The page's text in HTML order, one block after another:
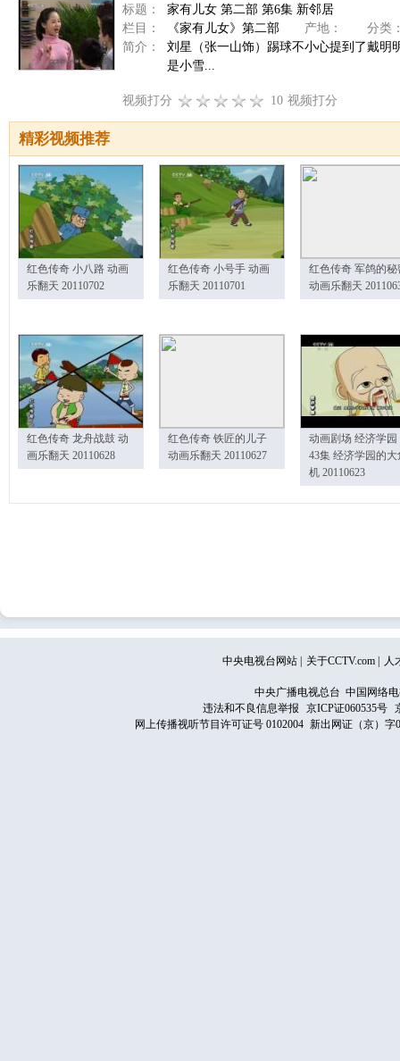
标题：
家有儿女 第二部 第6集 新邻居
栏目：
《家有儿女》第二部 产地：
分类
简介：
刘星（张一山饰）踢球不小心提到了戴明
是小雪...
视频打分 10 视频打分
精彩视频推荐
红色传奇 小八路 动画
乐翻天 20110702
红色传奇 小号手 动画
乐翻天 20110701
红色传奇 军鸽的秘
动画乐翻天
红色传奇 龙舟战鼓 动
画乐翻天 20110628
红色传奇 铁匠的儿子
动画乐翻天 20110627
动画剧场 经济学园
43集 经济学园的大
机 20110623
中央电视台网站 关于CCTV.com 人
中央广播电视总台 中国网络
违法和不良信息举报
京ICP证060535号
网上传播视听节目许可证号 0102004 新出网证（京）